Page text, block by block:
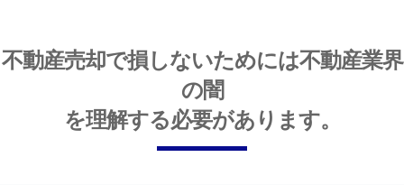
不動産売却で損しないためには不動産業界
の闇
を理解する必要があります。